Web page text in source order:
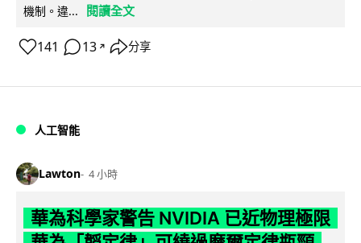
機制。違...
閱讀全文
141 13 ↗ 分享
人工智能
Lawton 4 小時
華為科學家警告 NVIDIA 已近物理極限